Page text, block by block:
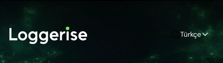
Türkçe